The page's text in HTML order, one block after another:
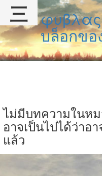
บล็อกขอ
ไม่มีบทความในห
อาจเป็นไปได้ว่า
แล้ว
三